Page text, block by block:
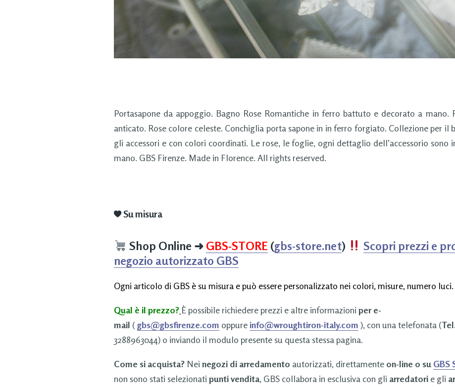
Portasapone da appoggio. Bagno Rose Romantiche in ferro battuto e decorato a mano.
anticato. Rose colore celeste. Conchiglia porta sapone in in ferro forgiato. Collezione per il
gli accessori e con colori coordinati. Le rose, le foglie, ogni dettaglio dell’accessorio
mano. GBS Firenze. Made in Florence. All rights reserved.
Su misura
Shop Online ➜ GBS-STORE (gbs-store.net)
Scopri prezzi e
negozio autorizzato GBS
Ogni articolo di GBS è su misura e può essere personalizzato nei colori, misure, numero luci.
Qual è il prezzo? È possibile richiedere prezzi e altre informazioni per e-
mail ( gbs@gbsfirenze.com oppure info@wroughtiron-italy.com ), con una telefonata (
3288963044) o inviando il modulo presente su questa stessa pagina.
Come si acquista?Nei negozi di arredamento autorizzati, direttamente on-line o su GBS
non sono stati selezionati punti vendita, GBS collabora in esclusiva con gli arredatorie gli